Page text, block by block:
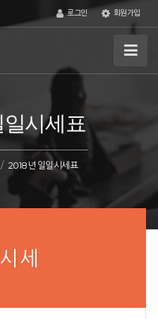
로그인 회원가입
시세표
2018년 일일시세표
세